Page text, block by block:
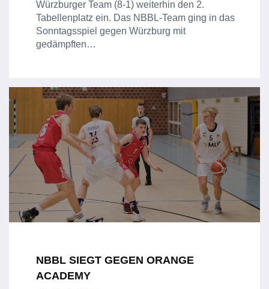
Würzburger Team (8-1) weiterhin den 2.
Tabellenplatz ein. Das NBBL-Team ging in das
Sonntagsspiel gegen Würzburg mit
gedämpften…
NBBL SIEGT GEGEN ORANGE
ACADEMY